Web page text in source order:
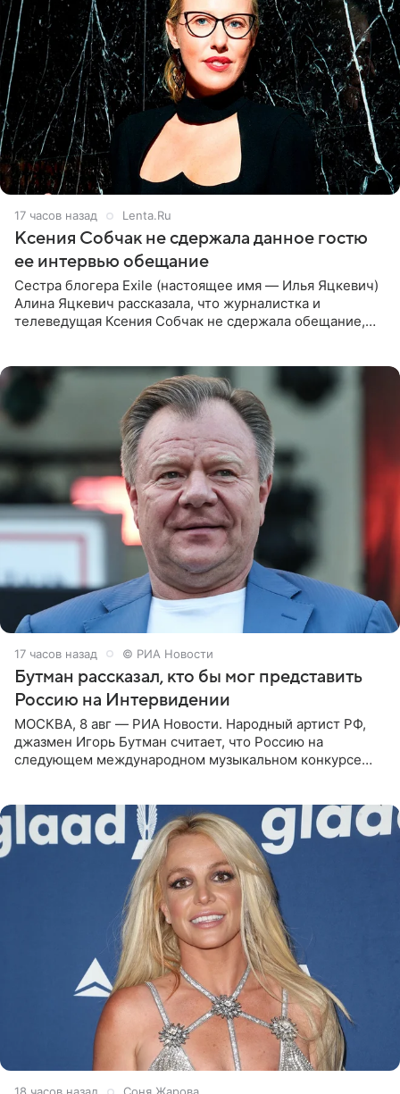
17 часов назад Lenta.Ru
Ксения Собчак не сдержала данное гостю
ее интервью обещание
Сестра блогера Exile (настоящее имя — Илья Яцкевич)
Алина Яцкевич рассказала, что журналистка и
телеведущая Ксения Собчак не сдержала обещание,
17 часов назад © РИА Новости
Бутман рассказал, кто бы мог представить
Россию на Интервидении
МОСКВА, 8 авг — РИА Новости. Народный артист РФ,
джазмен Игорь Бутман считает, что Россию на
следующем международном музыкальном конкурсе